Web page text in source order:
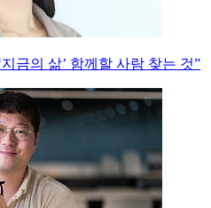
금의 삶’ 함께할 사람 찾는 것”